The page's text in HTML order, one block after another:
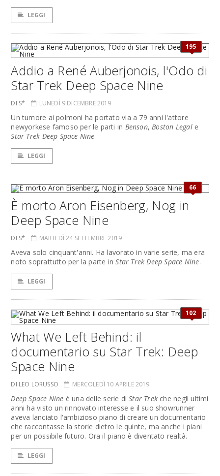
LEGGI
195
Addio a René Auberjonois, l'Odo di
Star Trek Deep Space Nine
DI S* LUNEDÌ 9 DICEMBRE 2019
Un tumore ai polmoni ha portato via a 79 anni l'attore
newyorkese famoso per le parti in Benson,Boston Legale
Star Trek Deep Space Nine
LEGGI
66
È morto Aron Eisenberg, Nog in
Deep Space Nine
DI S* MARTEDÌ 24 SETTEMBRE 2019
Aveva solo cinquant'anni. Ha lavorato in varie serie, ma era
noto soprattutto per la parte inStar Trek Deep Space Nine.
LEGGI
102
What We Left Behind: il
documentario su Star Trek: Deep
Space Nine
DI LEO LORUSSO MERCOLEDÌ 10 APRILE 2019
Deep Space Nine è una delle serie diStar Trek che negli ultimi
anni ha visto un rinnovato interesse e il suo showrunner
aveva lanciato l'ambizioso piano di creare un documentario
che raccontasse la storie dietro le quinte, ma anche i piani
per un possibile futuro. Ora il piano è diventato realtà.
LEGGI